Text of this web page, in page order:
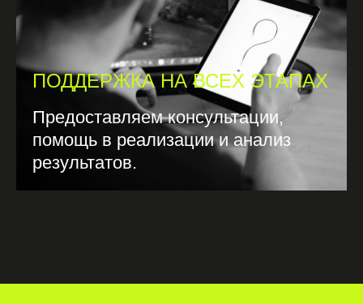
ПОДДЕРЖКА НА ВСЕХ ЭТАПАХ
Предоставляем консультации,
помощь в реализации и анализ
результатов.